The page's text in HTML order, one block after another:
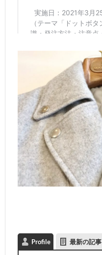
Profile 最新の記事